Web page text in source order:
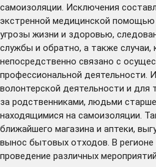
самоизоляции. Исключения
экстренной медицинской помощью
угрозы жизни и здоровью,
службы и обратно, а также случаи,
непосредственно связано с
профессиональной деятельности.
волонтерской деятельности и для
за родственниками, людьми
находящимися на самоизоляции.
ближайшего магазина и аптеки,
вынос бытовых отходов. В регионе
проведение различных